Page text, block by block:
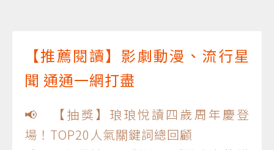
【推薦閱讀】影劇動漫、流行星
聞 通通一網打盡
📢 【抽獎】琅琅悅讀四歲周年慶登
場！TOP20人氣關鍵詞總回顧